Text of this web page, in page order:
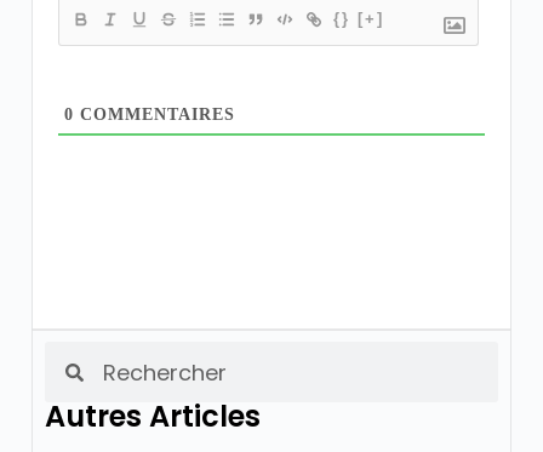
{} [+]
0 COMMENTAIRES
Autres Articles